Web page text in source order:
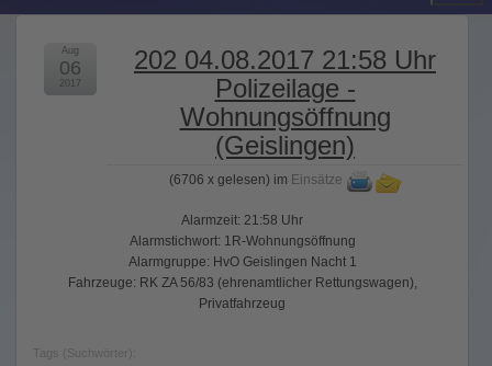
202 04.08.2017 21:58 Uhr
Polizeilage -
Wohnungsöffnung
(Geislingen)
(6706 x gelesen) im Einsätze
Aug
06
2017
Alarmzeit: 21:58 Uhr
Alarmstichwort: 1R-Wohnungsöffnung
Alarmgruppe: HvO Geislingen Nacht 1
Fahrzeuge: RK ZA 56/83 (ehrenamtlicher Rettungswagen),
Privatfahrzeug
Tags (Suchwörter):